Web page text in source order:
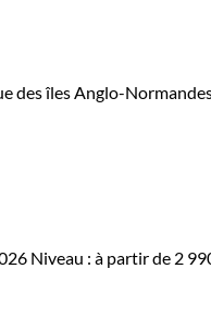
des îles Anglo-
Niveau : à partir de 2